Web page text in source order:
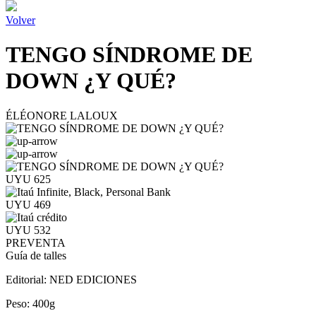
Volver
TENGO SÍNDROME DE
DOWN ¿Y QUÉ?
ÉLÉONORE LALOUX
UYU 625
UYU 469
UYU 532
PREVENTA
Guía de talles
Editorial: NED EDICIONES
Peso: 400g